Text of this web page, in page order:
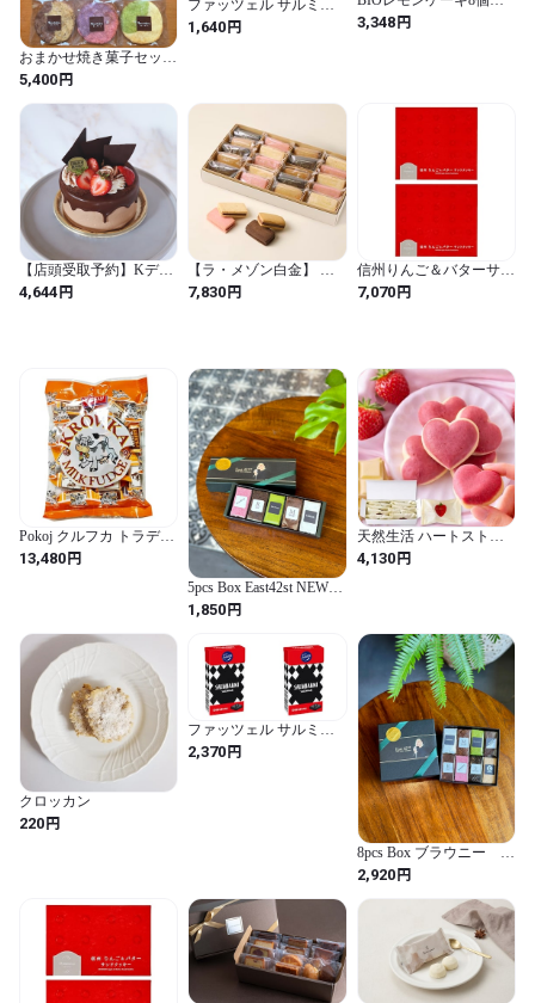
おまかせ焼き菓子セット
BIG
5,400円
ファッツェル サルミア
ッキ 40g×1箱 フィンラン
ドのお菓子 【並行輸入
1,640円
り
3,348円
【店頭受取予約】Kデコ
レーションケーキ ショ
コラショートケーキタイ
4,644円
【ラ・メゾン白金】 シ
ョコラサンド 20個入 チ
ョコレート お菓子 スイ
7,830円
信州りんご＆バターサン
ドクッキー18個入 林檎
バターサンドクッキー
7,070円
Pokoj クルフカ トラディ
ショナル 200ｇｘ28袋 ミ
ルクファッジ キャラメ
13,480円
5pcs Box East42st NEW
YORK BROWNIE ブラウ
ニー
1,850円
天然生活 ハートストロ
ベリーケーキ (10個) 北
海道スイーツ｜脱ありき
菓子 和菓子 洋菓子｜い
ちご ホワイトチョコ 個
包装 手土産
4,130円
クロッカン
220円
ファッツェル サルミア
ッキ 40g×2箱 フィンラン
ドのお菓子 【並行輸入
2,370円
8pcs Box ブラウニー
East42st NEW YORK
BROWNIE
2,920円